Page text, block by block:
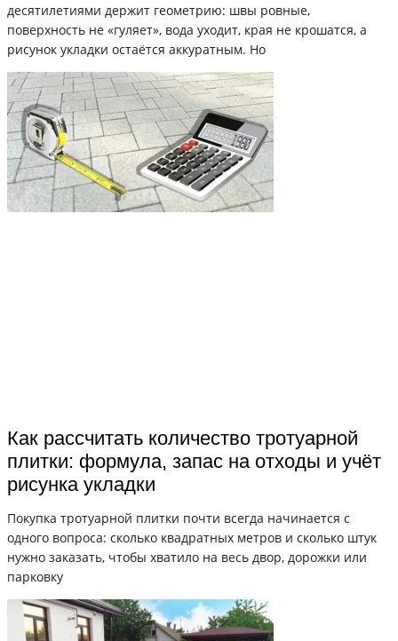
десятилетиями держит геометрию: швы ровные,
поверхность не «гуляет», вода уходит, края не крошатся, а
рисунок укладки остаётся аккуратным. Но
Как рассчитать количество тротуарной
плитки: формула, запас на отходы и учёт
рисунка укладки
Покупка тротуарной плитки почти всегда начинается с
одного вопроса: сколько квадратных метров и сколько штук
нужно заказать, чтобы хватило на весь двор, дорожки или
парковку